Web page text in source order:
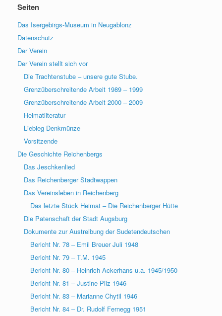
Seiten
Das Isergebirgs-Museum in Neugablonz
Datenschutz
Der Verein
Der Verein stellt sich vor
Die Trachtenstube – unsere gute Stube.
Grenzüberschreitende Arbeit 1989 – 1999
Grenzüberschreitende Arbeit 2000 – 2009
Heimatliteratur
Liebieg Denkmünze
Vorsitzende
Die Geschichte Reichenbergs
Das Jeschkenlied
Das Reichenberger Stadtwappen
Das Vereinsleben in Reichenberg
Das letzte Stück Heimat – Die Reichenberger Hütte
Die Patenschaft der Stadt Augsburg
Dokumente zur Austreibung der Sudetendeutschen
Bericht Nr. 78 – Emil Breuer Juli 1948
Bericht Nr. 79 – T.M. 1945
Bericht Nr. 80 – Heinrich Ackerhans u.a. 1945/1950
Bericht Nr. 81 – Justine Pilz 1946
Bericht Nr. 83 – Marianne Chytil 1946
Bericht Nr. 84 – Dr. Rudolf Fernegg 1951